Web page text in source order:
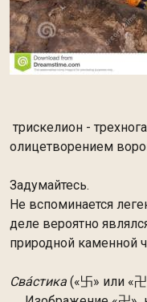
трискелион -
олицетворением
Задумайтесь.
Не вспоминается
деле вероятно
природной каменной
Сва́стика («卐» или «